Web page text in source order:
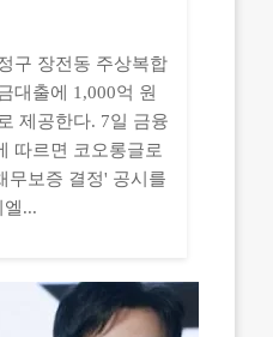
구 장전동 주상복합
대출에 1,000억 원
제공한다. 7일 금융
따르면 코오롱글로
무보증 결정' 공시를
...